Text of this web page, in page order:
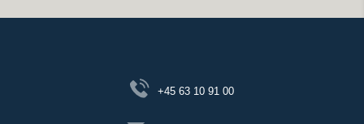
+45 63 10 91 00